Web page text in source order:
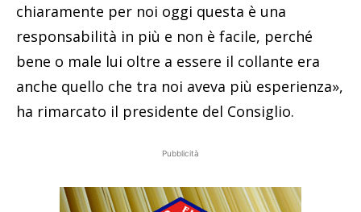
chiaramente per noi oggi questa è una
responsabilità in più e non è facile, perché
bene o male lui oltre a essere il collante era
anche quello che tra noi aveva più esperienza»,
ha rimarcato il presidente del Consiglio.
Pubblicità